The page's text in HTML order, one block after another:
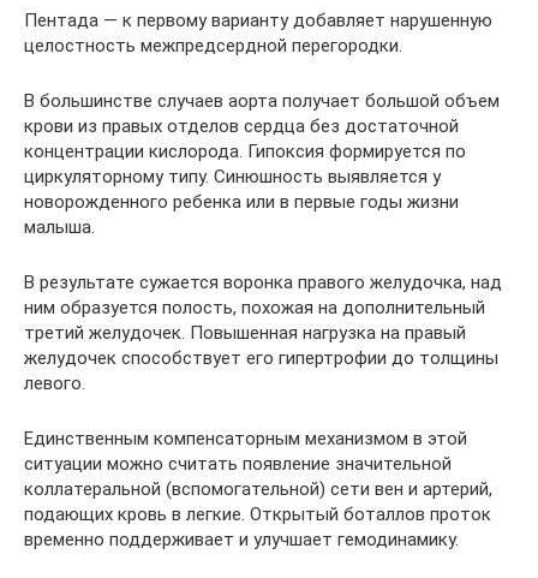
Пентада — к первому варианту добавляет нарушенную
целостность межпредсердной перегородки.
В большинстве случаев аорта получает большой объем
крови из правых отделов сердца без достаточной
концентрации кислорода. Гипоксия формируется по
циркуляторному типу. Синюшность выявляется у
новорожденного ребенка или в первые годы жизни
малыша.
В результате сужается воронка правого желудочка, над
ним образуется полость, похожая на дополнительный
третий желудочек. Повышенная нагрузка на правый
желудочек способствует его гипертрофии до толщины
левого.
Единственным компенсаторным механизмом в этой
ситуации можно считать появление значительной
коллатеральной (вспомогательной) сети вен и артерий,
подающих кровь в легкие. Открытый боталлов проток
временно поддерживает и улучшает гемодинамику.